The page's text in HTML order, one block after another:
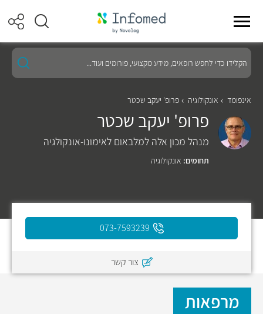
הקלידו
כדי
לחפש
מקצועי,
פורומים
ועוד...
אינפומד אונקולוגיה פרופ' יעקב שכטר
פרופ' יעקב שכטר
מנהל מכון אלה למלבאום לאימונו-אונקולגיה
תחומים: אונקולוגיה
073-7593239
צור קשר
מרפאות